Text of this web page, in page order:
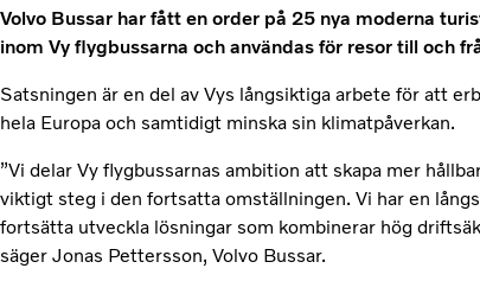
Volvo Bussar har fått en order på 25 nya moderna
inom Vy flygbussarna och användas för resor till och
Satsningen är en del av Vys långsiktiga arbete för att
hela Europa och samtidigt minska sin klimatpåverkan.
”Vi delar Vy flygbussarnas ambition att skapa mer
viktigt steg i den fortsatta omställningen. Vi har en
fortsätta utveckla lösningar som kombinerar hög
säger Jonas Pettersson, Volvo Bussar.